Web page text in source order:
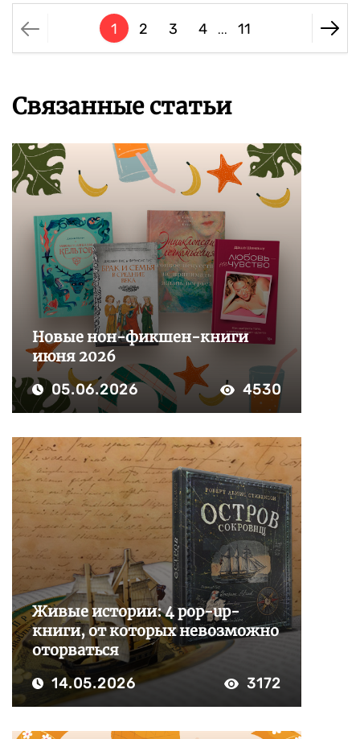
1 2 3 4 ... 11
Связанные статьи
Новые нон-фикшен-книги
июня 2026
05.06.2026 4530
Живые истории: 4 pop-up-
книги, от которых невозможно
оторваться
14.05.2026 3172